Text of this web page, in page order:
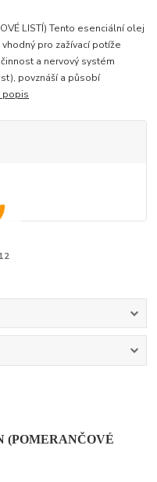
LISTÍ) Tento esenciální olej
pro zažívací potíže
a nervový systém
povznáší a působí
popis
(POMERANČOVÉ